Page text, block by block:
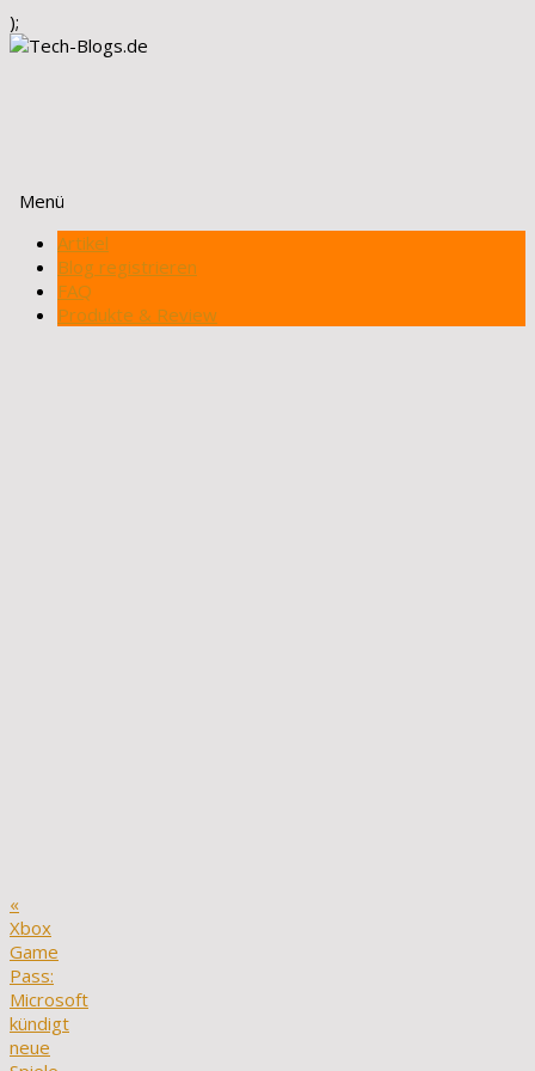
);
Menü
Zum
Inhalt
springen
Artikel
Blog registrieren
FAQ
Produkte & Review
«
Xbox
Game
Pass:
Microsoft
kündigt
neue